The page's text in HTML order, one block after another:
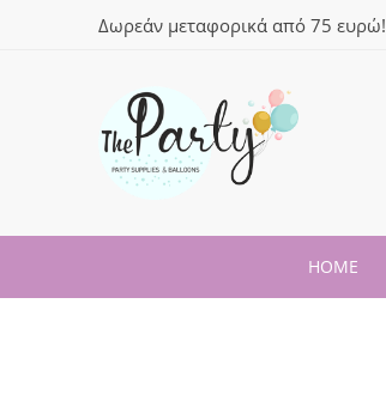
Δωρεάν μεταφορικά από 75 ευρώ!
HOME